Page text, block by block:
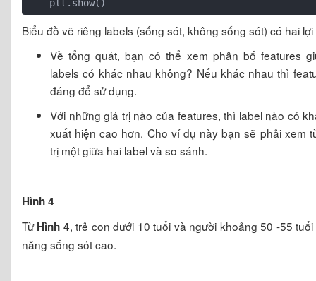
Biểu đồ vẽ riêng labels (sống sót, không sống sót) có hai
Về tổng quát, bạn có thể xem phân bố features
labels có khác nhau không? Nếu khác nhau thì
đáng để sử dụng.
Với những giá trị nào của features, thì label nào có
xuất hiện cao hơn. Cho ví dụ này bạn sẽ phải xem
trị một giữa hai label và so sánh.
Hình 4
TừHình 4, trẻ con dưới 10 tuổi và người khoảng 50 -55
năng sống sót cao.